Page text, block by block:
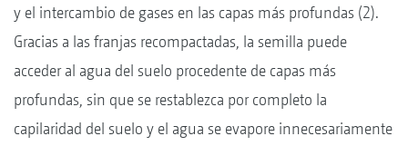
y el intercambio de gases en las capas más profundas (2).
Gracias a las franjas recompactadas, la semilla puede
acceder al agua del suelo procedente de capas más
profundas, sin que se restablezca por completo la
capilaridad del suelo y el agua se evapore innecesariamente